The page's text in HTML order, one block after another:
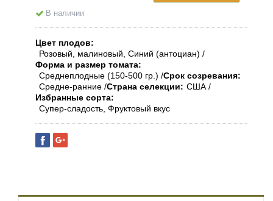
В наличии
Цвет плодов
Розовый, малиновый, Синий (антоциан)
Форма и размер томата
Среднеплодные (150-500 гр.) Срок созревания
Средне-ранние Страна селекции
США
Избранные сорта
Супер-сладость, Фруктовый вкус